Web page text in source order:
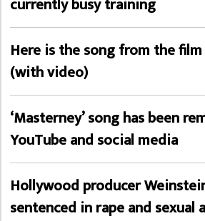
Here is the song from the film
(with video)
‘Masterney’ song has been
YouTube and social media
Hollywood producer
sentenced in rape and sexual